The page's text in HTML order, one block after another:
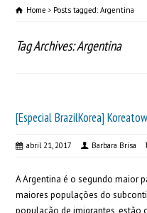
Home Posts tagged: Argentina
Tag Archives: Argentina
[Especial BrazilKorea]
abril 21, 2017 Barbara Brisa
A Argentina é o segundo maior
maiores populações do
população de imigrantes, estão